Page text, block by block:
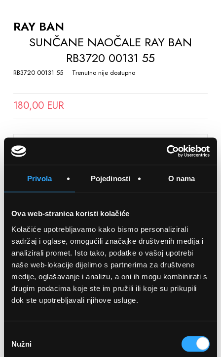
Privola Pojedinosti O nama
Ova web-stranica koristi kolačiće
Kolačiće upotrebljavamo kako bismo personalizirali
sadržaj i oglase, omogućili značajke društvenih medija i
analizirali promet. Isto tako, podatke o vašoj upotrebi
naše web-lokacije dijelimo s partnerima za društvene
medije, oglašavanje i analizu, a oni ih mogu kombinirati s
drugim podacima koje ste im pružili ili koje su prikupili
dok ste upotrebljavali njihove usluge.
pristanka
Nužni
THE
BEGINNING
GALLERY
RAY BAN
SUNČANE NAOČALE RAY BAN
RB3720 00131 55
RB3720 00131 55 Trenutno nije dostupno
180,00 EUR
SPREMITE NA LISTU ŽELJA
Detalji
OPTIKA NJEGO, POSLOVNICA 1